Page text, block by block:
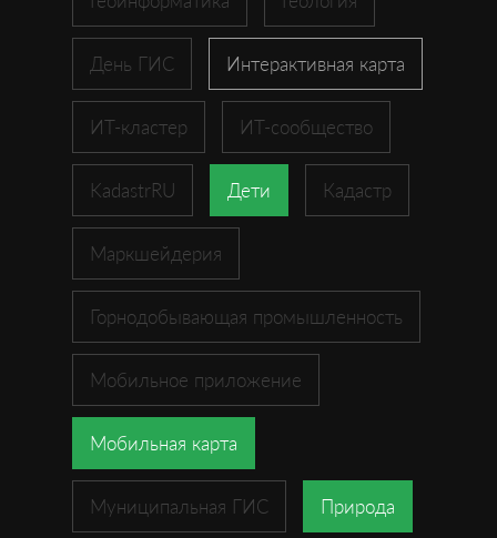
День ГИС Интерактивная карта
ИТ-кластер ИТ-сообщество
KadastrRU Дети Кадастр
Маркшейдерия
Горнодобывающая промышленность
Мобильное приложение
Мобильная карта
Муниципальная ГИС Природа